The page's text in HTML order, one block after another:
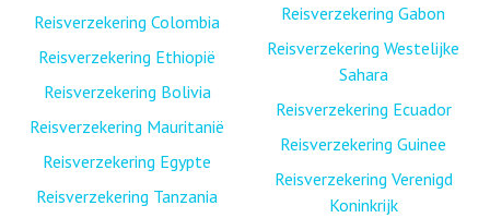
Reisverzekering Colombia
Reisverzekering Ethiopië
Reisverzekering Bolivia
Reisverzekering Mauritanië
Reisverzekering Egypte
Reisverzekering Tanzania
Reisverzekering Gabon
Reisverzekering Westelijke
Sahara
Reisverzekering Ecuador
Reisverzekering Guinee
Reisverzekering Verenigd
Koninkrijk